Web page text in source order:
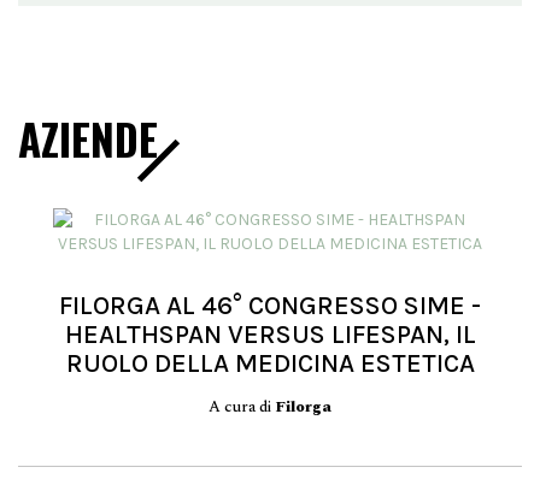
AZIENDE
FILORGA AL 46° CONGRESSO SIME -
HEALTHSPAN VERSUS LIFESPAN, IL
RUOLO DELLA MEDICINA ESTETICA
A cura di Filorga